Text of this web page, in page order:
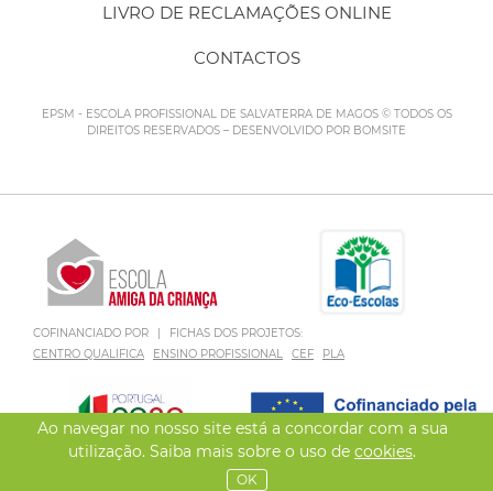
LIVRO DE RECLAMAÇÕES ONLINE
CONTACTOS
EPSM - ESCOLA PROFISSIONAL DE SALVATERRA DE MAGOS © TODOS OS
DIREITOS RESERVADOS – DESENVOLVIDO POR BOMSITE
COFINANCIADO POR |
FICHAS DOS PROJETOS:
CENTRO QUALIFICA
ENSINO PROFISSIONAL CEF PLA
Ao navegar no nosso site está a concordar com a sua
utilização. Saiba mais sobre o uso de cookies.
OK